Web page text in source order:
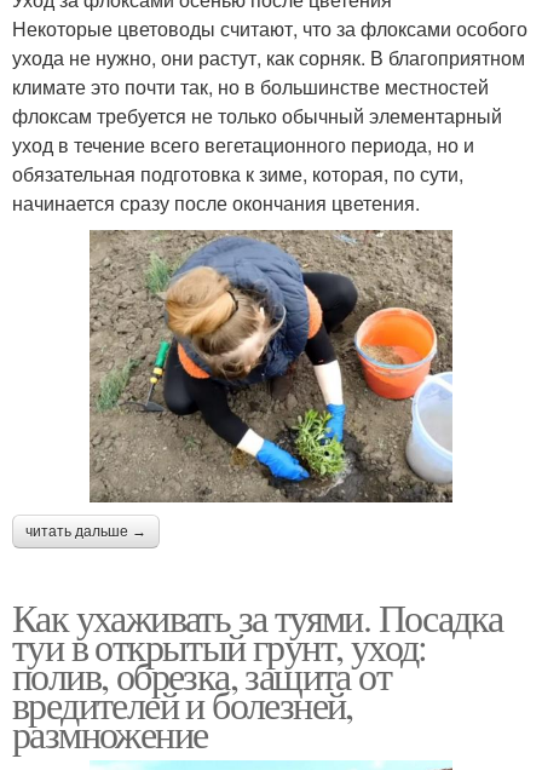
Некоторые цветоводы считают, что за флоксами особого
ухода не нужно, они растут, как сорняк. В благоприятном
климате это почти так, но в большинстве местностей
флоксам требуется не только обычный элементарный
уход в течение всего вегетационного периода, но и
обязательная подготовка к зиме, которая, по сути,
начинается сразу после окончания цветения.
читать дальше →
Как ухаживать за туями. Посадка
туи в открытый грунт, уход:
полив, обрезка, защита от
вредителей и болезней,
размножение